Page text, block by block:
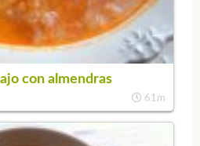
con almendras
61m